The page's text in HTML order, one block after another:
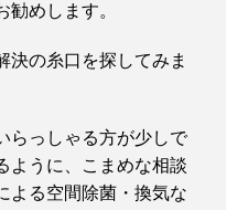
めします。
決の糸口を探してみま
らっしゃる方が少しで
ように、こまめな相談
よる空間除菌・換気な